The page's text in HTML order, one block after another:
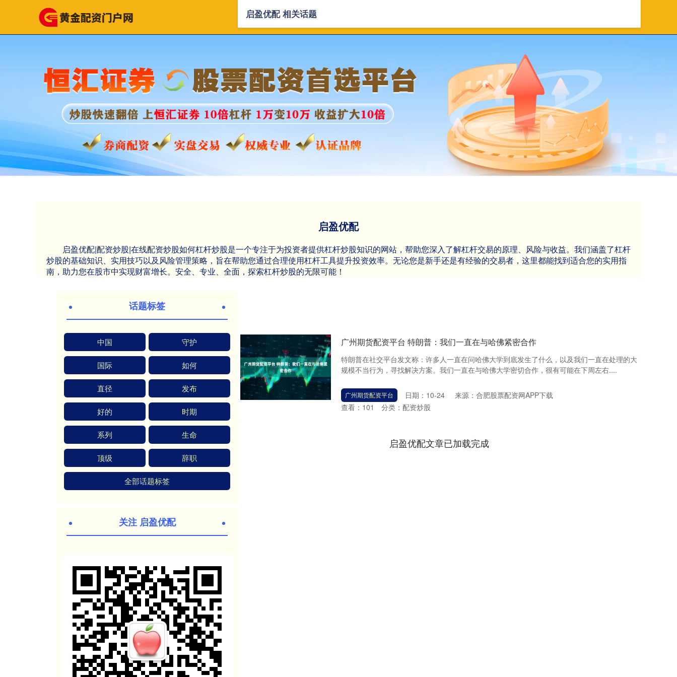
启盈优配
启盈优配|配资炒股|在线配资炒股如何杠杆炒股是一个专注于为投资者提供杠杆炒股知识的网站，帮助您深入了解杠杆交易的原理、风险与收益。我们涵盖了杠杆
炒股的基础知识、实用技巧以及风险管理策略，旨在帮助您通过合理使用杠杆工具提升投资效率。无论您是新手还是有经验的交易者，这里都能找到适合您的实用指
南，助力您在股市中实现财富增长。安全、专业、全面，探索杠杆炒股的无限可能！
启盈优配 相关话题
广州期货配资平台 特朗普：我们一直在与哈佛紧密合作
特朗普在社交平台发文称：许多人一直在问哈佛大学到底发生了什么，以及我们一直在处理的大
规模不当行为，寻找解决方案。我们一直在与哈佛大学密切合作，很有可能在下周左右....
广州期货配资平台 日期：10-24
来源：合肥股票配资网APP下载
查看： 101 分类： 配资炒股
启盈优配文章已加载完成
话题标签
中国 守护
国际 如何
直径 发布
好的 时期
系列 生命
顶级 辞职
全部话题标签
关注 启盈优配